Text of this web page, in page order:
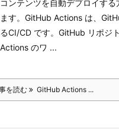
コンテンツを自動デプロイする
ます。GitHub Actions は、
るCI/CD です。GitHub リポジ
Actions のワ ...
を読む GitHub Actions ...